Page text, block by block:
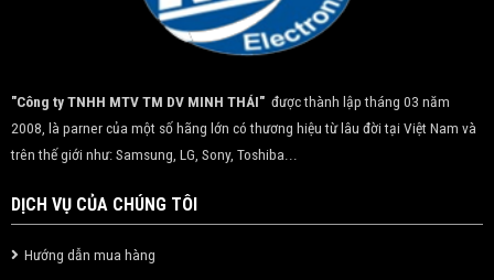
"Công ty TNHH MTV TM DV MINH THÁI" được thành lập tháng 03 năm
2008, là parner của một số hãng lớn có thương hiệu từ lâu đời tại Việt Nam và
trên thế giới như: Samsung, LG, Sony, Toshiba...
DỊCH VỤ CỦA CHÚNG TÔI
Hướng dẫn mua hàng